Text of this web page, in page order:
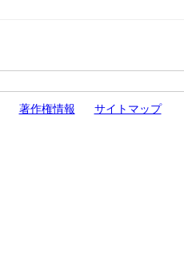
著作権情報 サイトマップ